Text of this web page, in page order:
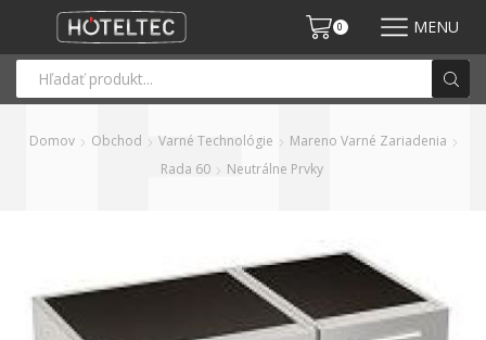
0 MENU
Domov Obchod Varné Technológie
Mareno Varné Zariadenia
Rada 60
Neutrálne Prvky